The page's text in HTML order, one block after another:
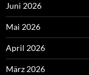
Juni 2026
Mai 2026
April 2026
März 2026